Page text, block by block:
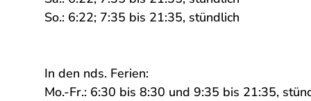
So.: 6:22; 7:35 bis 21:35, stündlich
In den nds. Ferien:
Mo.-Fr.: 6:30 bis 8:30 und 9:35 bis 21:35,